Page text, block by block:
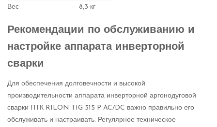
Вес
8,3 кг
Рекомендации по обслуживанию и
настройке аппарата инверторной
сварки
Для обеспечения долговечности и высокой
производительности аппарата инверторной аргонодуговой
сварки ПТК RILON TIG 315 P AC/DC важно правильно его
обслуживать и настраивать. Регулярное техническое